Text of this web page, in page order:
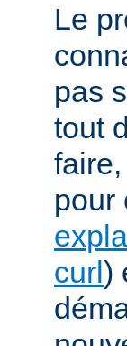
Le
pas
tout
pour
curl)